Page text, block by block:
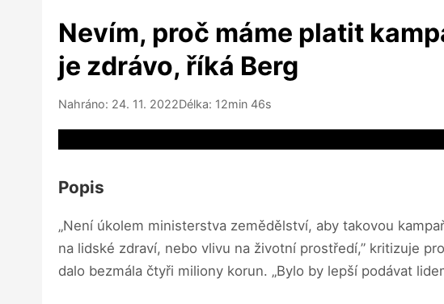
Nevím, proč máme platit
je zdrávo, říká Berg
Nahráno: 24. 11. 2022Délka: 12min 46s
Popis
„Není úkolem ministerstva zemědělství, aby takovou
na lidské zdraví, nebo vlivu na životní prostředí,” kritizuje
dalo bezmála čtyři miliony korun. „Bylo by lepší podávat